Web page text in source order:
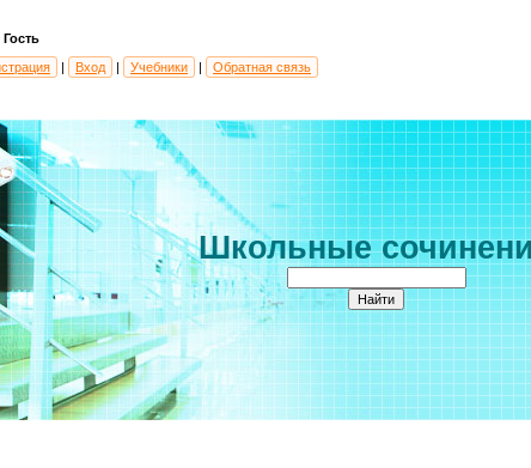
Гость
| Вход | Учебники | Обратная связь
Школьные